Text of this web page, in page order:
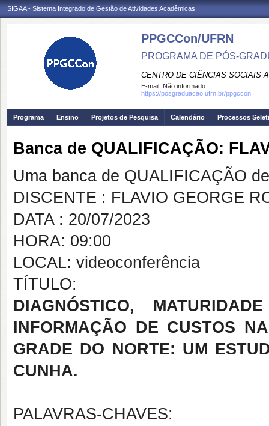
SIGAA - Sistema Integrado de Gestão de Atividades Acadêmicas
PPGCCon/UFRN
PROGRAMA DE PÓS-
CENTRO DE CIÊNCIAS SOCIAIS
E-mail: Não informado
https://posgraduacao.ufrn.br/ppgccon
Programa Ensino Projetos de Pesquisa Calendário Processos
Banca de QUALIFICAÇÃO:
Uma banca de QUALIFICAÇÃO
DISCENTE : FLAVIO GEORGE
DATA : 20/07/2023
HORA: 09:00
LOCAL: videoconferência
TÍTULO:
DIAGNÓSTICO,
INFORMAÇÃO DE CUSTOS
GRADE DO NORTE: UM
CUNHA.
PALAVRAS-CHAVES: